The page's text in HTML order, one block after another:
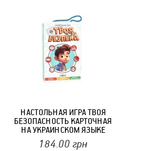
НАСТОЛЬНАЯ ИГРА ТВОЯ
БЕЗОПАСНОСТЬ КАРТОЧНАЯ
НА УКРАИНСКОМ ЯЗЫКЕ
30113 ТМ STRATEG
184.00 грн